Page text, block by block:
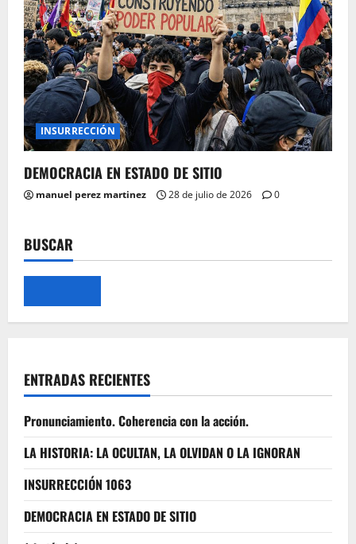
INSURRECCIÓN
DEMOCRACIA EN ESTADO DE SITIO
manuel perez martinez 28 de julio de 2026 0
BUSCAR
ENTRADAS RECIENTES
Pronunciamiento. Coherencia con la acción.
LA HISTORIA: LA OCULTAN, LA OLVIDAN O LA IGNORAN
INSURRECCIÓN 1063
DEMOCRACIA EN ESTADO DE SITIO